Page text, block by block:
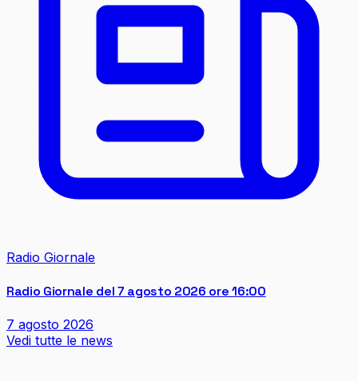
Radio Giornale
Radio Giornale del 7 agosto 2026 ore 16:00
7 agosto 2026
Vedi tutte le news